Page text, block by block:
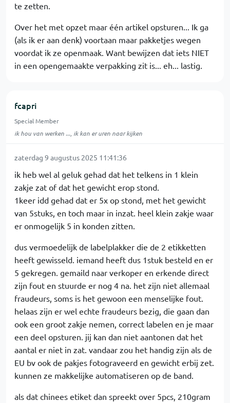
te zetten.
Over het met opzet maar één artikel opsturen... Ik ga
(als ik er aan denk) voortaan maar pakketjes wegen
voordat ik ze openmaak. Want bewijzen dat iets NIET
in een opengemaakte verpakking zit is... eh... lastig.
fcapri
Special Member
ik hou van werken ..., ik kan er uren naar kijken
zaterdag 9 augustus 2025 11:41:36
ik heb wel al geluk gehad dat het telkens in 1 klein
zakje zat of dat het gewicht erop stond.
1keer idd gehad dat er 5x op stond, met het gewicht
van 5stuks, en toch maar in inzat. heel klein zakje waar
er onmogelijk 5 in konden zitten.
dus vermoedelijk de labelplakker die de 2 etikketten
heeft gewisseld. iemand heeft dus 1stuk besteld en er
5 gekregen. gemaild naar verkoper en erkende direct
zijn fout en stuurde er nog 4 na. het zijn niet allemaal
fraudeurs, soms is het gewoon een menselijke fout.
helaas zijn er wel echte fraudeurs bezig, die gaan dan
ook een groot zakje nemen, correct labelen en je maar
een deel opsturen. jij kan dan niet aantonen dat het
aantal er niet in zat. vandaar zou het handig zijn als de
EU bv ook de pakjes fotograveerd en gewicht erbij zet.
kunnen ze makkelijke automatiseren op de band.
als dat chinees etiket dan spreekt over 5pcs, 210gram